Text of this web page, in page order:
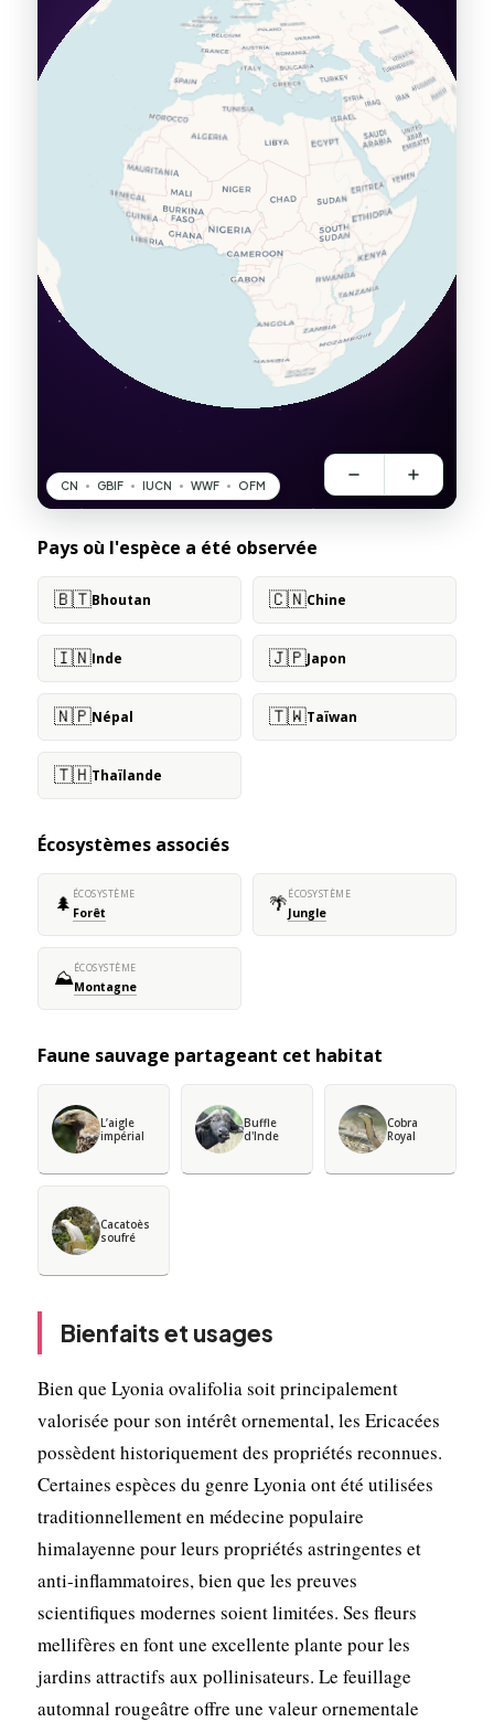
Pays où l'espèce a été observée
🇧🇹Bhoutan 🇨🇳Chine
🇮🇳Inde 🇯🇵Japon
🇳🇵Népal 🇹🇼Taïwan
🇹🇭Thaïlande
Écosystèmes associés
🌲 ÉCOSYSTÈME
Forêt 🌴ÉCOSYSTÈME
Jungle
⛰️ÉCOSYSTÈME
Montagne
Faune sauvage partageant cet habitat
L’aigle
impérial
Buffle
d'Inde
Cobra
Royal
Cacatoès
soufré
Bienfaits et usages
Bien que Lyonia ovalifolia soit principalement
valorisée pour son intérêt ornemental, les Ericacées
possèdent historiquement des propriétés reconnues.
Certaines espèces du genre Lyonia ont été utilisées
traditionnellement en médecine populaire
himalayenne pour leurs propriétés astringentes et
anti-inflammatoires, bien que les preuves
scientifiques modernes soient limitées. Ses fleurs
mellifères en font une excellente plante pour les
jardins attractifs aux pollinisateurs. Le feuillage
automnal rougeâtre offre une valeur ornementale